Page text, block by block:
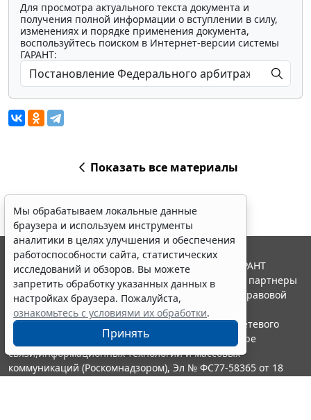
Для просмотра актуального текста документа и
получения полной информации о вступлении в силу,
изменениях и порядке применения документа,
воспользуйтесь поиском в Интернет-версии системы
ГАРАНТ:
Показать все материалы
Мы обрабатываем локальные данные
браузера и используем инструменты
аналитики в целях улучшения и обеспечения
работоспособности сайта, статистических
исследований и обзоров. Вы можете
запретить обработку указанных данных в
настройках браузера. Пожалуйста,
ознакомьтесь с условиями их обработки.
Принять
© ООО "НПП "ГАРАНТ-СЕРВИС", 2026. Система ГАРАНТ
выпускается с 1990 года. Компания "Гарант" и ее партнеры
являются участниками Российской ассоциации правовой
информации ГАРАНТ.
Портал ГАРАНТ.РУ зарегистрирован в качестве сетевого
издания Федеральной службой по надзору в сфере
связи,информационных технологий и массовых
коммуникаций (Роскомнадзором), Эл № ФС77-58365 от 18